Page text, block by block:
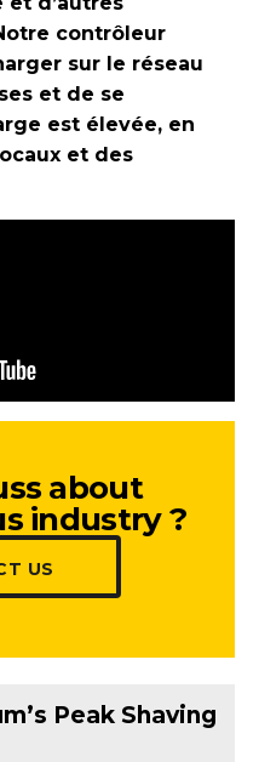
contrôleur
sur le réseau
et de se
est élevée, en
et des
about
industry ?
US
Peak Shaving